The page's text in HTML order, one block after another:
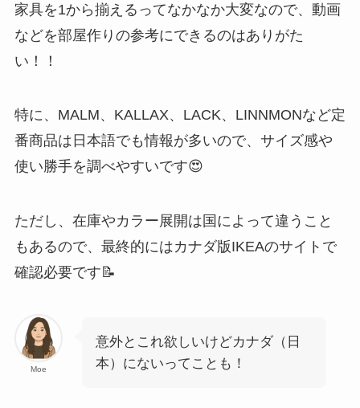
家具を1から揃えるってなかなか大変なので、動画
などを部屋作りの参考にできるのはありがた
い！！
特に、MALM、KALLAX、LACK、LINNMONなど定
番商品は日本語でも情報が多いので、サイズ感や
使い勝手を調べやすいです😍
ただし、在庫やカラー展開は国によって違うこと
もあるので、最終的にはカナダ版IKEAのサイトで
確認必要です📝
Moe
意外とこれ欲しいけどカナダ（日
本）にないってことも！